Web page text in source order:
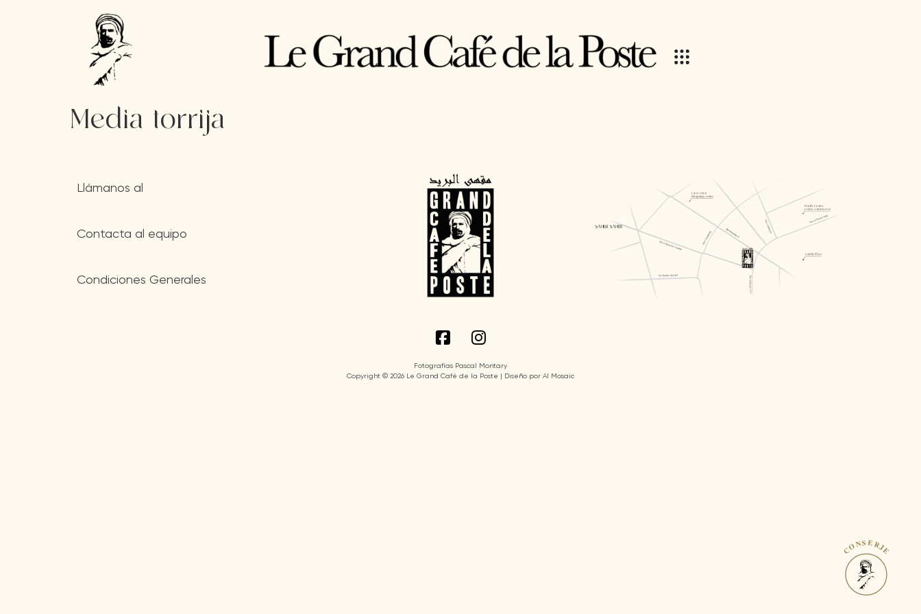
Media torrija
Llámanos al
Contacta al equipo
Condiciones Generales
Fotografías Pascal Montary
Copyright © 2026 Le Grand Café de la Poste | Diseño por AI Mosaic
CONSERJE